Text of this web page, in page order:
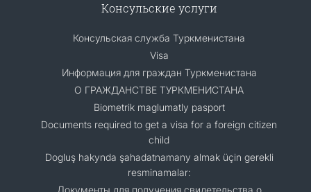
Консульские услуги
Консульская служба Туркменистана
Visa
Информация для граждан Туркменистана
О ГРАЖДАНСТВЕ ТУРКМЕНИСТАНА
Biometrik maglumatly pasport
Documents required to get a visa for a foreign citizen
child
Dogluş hakynda şahadatnamany almak üçin gerekli
resminamalar:
Документы для получения свидетельства о